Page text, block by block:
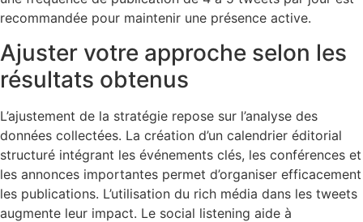
recommandée pour maintenir une présence active.
Ajuster votre approche selon les
résultats obtenus
L’ajustement de la stratégie repose sur l’analyse des
données collectées. La création d’un calendrier éditorial
structuré intégrant les événements clés, les conférences et
les annonces importantes permet d’organiser efficacement
les publications. L’utilisation du rich média dans les tweets
augmente leur impact. Le social listening aide à